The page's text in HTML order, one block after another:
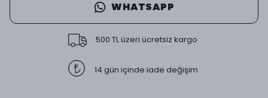
WHATSAPP
500 TL üzeri ücretsiz kargo
14 gün içinde iade değişim